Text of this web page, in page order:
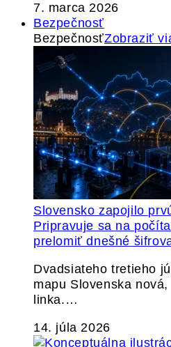
7. marca 2026
Bezpečnosť
BezpečnosťZobraziť
Slovensko zapojilo
Pripravuje sa na
prelomiť dnešné
Dvadsiateho tretieho
mapu Slovenska
linka.…
14. júla 2026